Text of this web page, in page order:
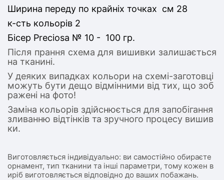
Ширина переду по крайніх точках см 28
к-сть кольорів 2
Бісер Preciosa № 10 - 100 гр.
Після прання схема для вишивки залишається
на тканині.
У деяких випадках кольори на схемі-заготовці
можуть бути дещо відмінними від тих, що зоб
ражені на фото!
Заміна кольорів здійснюється для запобігання
зливанню відтінків та зручного процесу вишив
ки.
Виготовляється індивідуально: ви самостійно обираєте
орнамент, тип тканини та інші параметри, тому кожен в
иріб виготовляється відповідно до ваших побажань.